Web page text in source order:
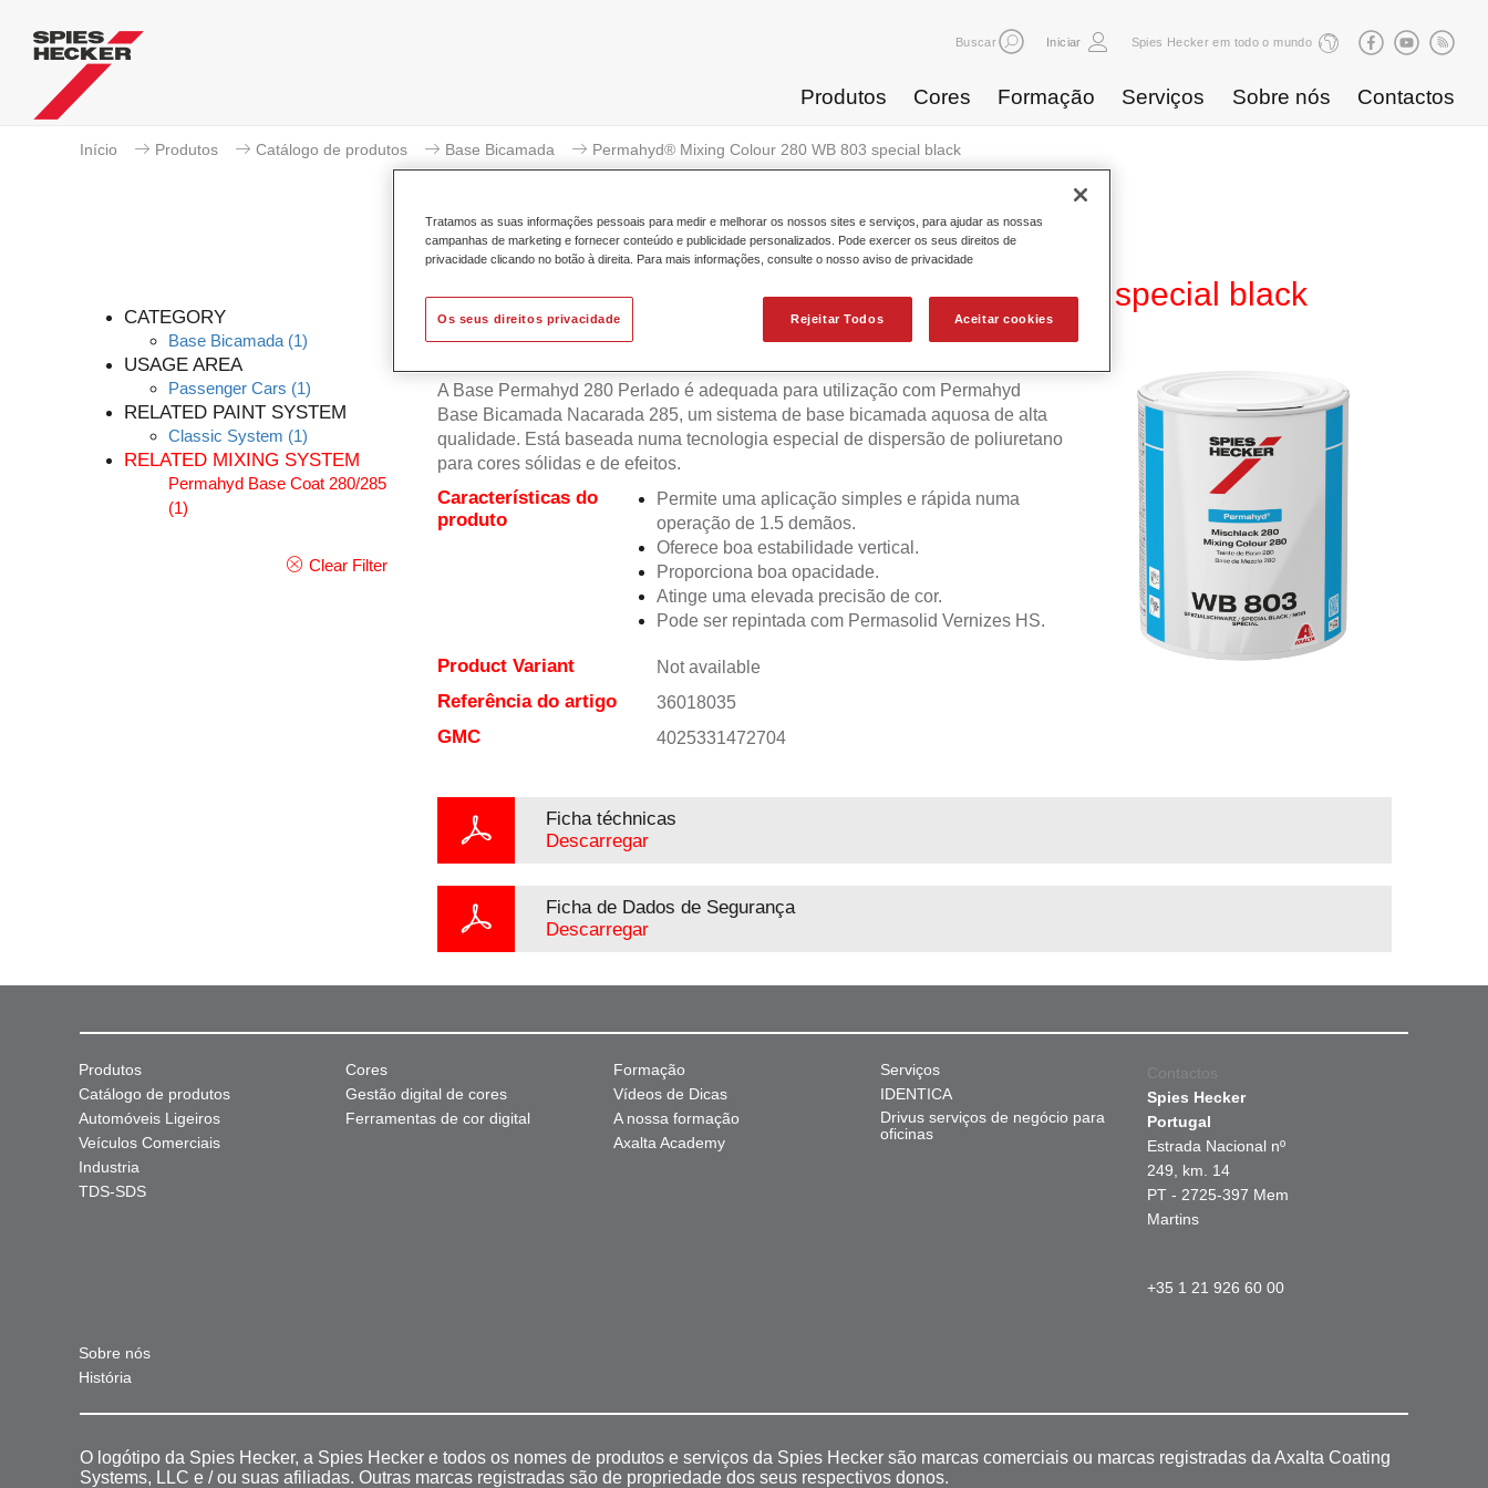
Buscar Iniciar Spies Hecker em todo o mundo
Produtos Cores Formação Serviços Sobre nós Contactos
Início Produtos Catálogo de produtos Base Bicamada Permahyd® Mixing Colour 280 WB 803 special black
CATEGORY
Base Bicamada (1)
USAGE AREA
Passenger Cars (1)
RELATED PAINT SYSTEM
Classic System (1)
RELATED MIXING SYSTEM
Permahyd Base Coat 280/285
(1)
Clear Filter
Permahyd® Mixing Colour 280 WB 803 special black
A Base Permahyd 280 Perlado é adequada para utilização com Permahyd
Base Bicamada Nacarada 285, um sistema de base bicamada aquosa de alta
qualidade. Está baseada numa tecnologia especial de dispersão de poliuretano
para cores sólidas e de efeitos.
Características do
produto
Permite uma aplicação simples e rápida numa
operação de 1.5 demãos.
Oferece boa estabilidade vertical.
Proporciona boa opacidade.
Atinge uma elevada precisão de cor.
Pode ser repintada com Permasolid Vernizes HS.
Product Variant Not available
Referência do artigo 36018035
GMC 4025331472704
Ficha téchnicas
Descarregar
Ficha de Dados de Segurança
Descarregar
Produtos
Catálogo de produtos
Automóveis Ligeiros
Veículos Comerciais
Industria
TDS-SDS
Cores
Gestão digital de cores
Ferramentas de cor digital
Formação
Vídeos de Dicas
A nossa formação
Axalta Academy
Serviços
IDENTICA
Drivus serviços de negócio para
oficinas
Sobre nós
História
Contactos
Spies Hecker
Portugal
Estrada Nacional nº
249, km. 14
PT - 2725-397 Mem
Martins
+35 1 21 926 60 00
O logótipo da Spies Hecker, a Spies Hecker e todos os nomes de produtos e serviços da Spies Hecker são marcas comerciais ou marcas registradas da Axalta Coating
Systems, LLC e / ou suas afiliadas. Outras marcas registradas são de propriedade dos seus respectivos donos.
Tratamos as suas informações pessoais para medir e melhorar os nossos sites e serviços, para ajudar as nossas
campanhas de marketing e fornecer conteúdo e publicidade personalizados. Pode exercer os seus direitos de
privacidade clicando no botão à direita. Para mais informações, consulte o nosso aviso de privacidade
Rejeitar Todos Aceitar cookies
Os seus direitos privacidade